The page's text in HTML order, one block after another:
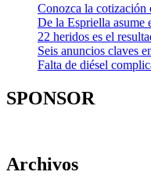
Conozca la cotización
De la Espriella asume
22 heridos es el
Seis anuncios claves
Falta de diésel
SPONSOR
Archivos